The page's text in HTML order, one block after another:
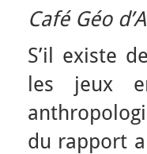
Café Géo
S’il existe
les jeux
du rapport